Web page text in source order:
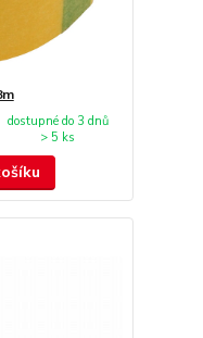
dostupné do 3 dnů
> 5 ks